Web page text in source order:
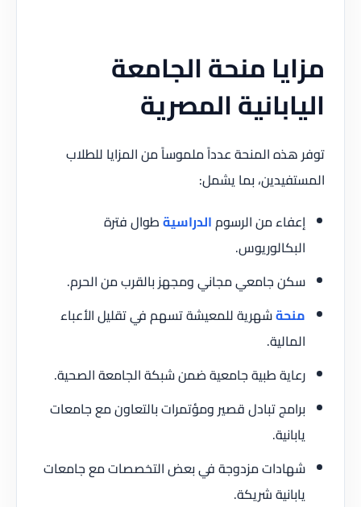
مزايا منحة الجامعة
اليابانية المصرية
توفر هذه المنحة عدداً ملموساً من المزايا للطلاب
المستفيدين، بما يشمل:
إعفاء من الرسومالدراسيةطوال فترة
البكالوريوس.
سكن جامعي مجاني ومجهز بالقرب من الحرم.
منحةشهرية للمعيشة تسهم في تقليل الأعباء
المالية.
رعاية طبية جامعية ضمن شبكة الجامعة الصحية.
برامج تبادل قصير ومؤتمرات بالتعاون مع جامعات
يابانية.
شهادات مزدوجة في بعض التخصصات مع جامعات
يابانية شريكة.